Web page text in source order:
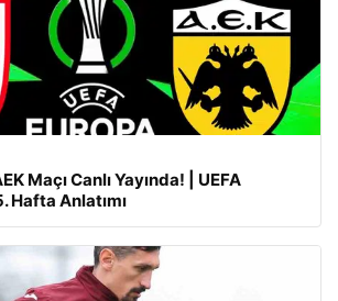
Maçı Canlı Yayında! | UEFA
Hafta Anlatımı